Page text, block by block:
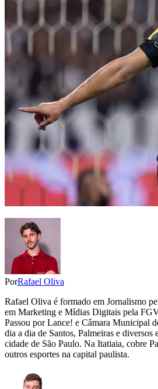
PorRafael Oliva
Rafael Oliva é formado em Jornalismo
em Marketing e Mídias Digitais pela
Passou por Lance! e Câmara Municipal
dia a dia de Santos, Palmeiras e diversos
cidade de São Paulo. Na Itatiaia, cobre
outros esportes na capital paulista.